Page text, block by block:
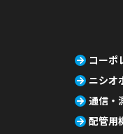
コーポ
ニシオ
通信・
配管用